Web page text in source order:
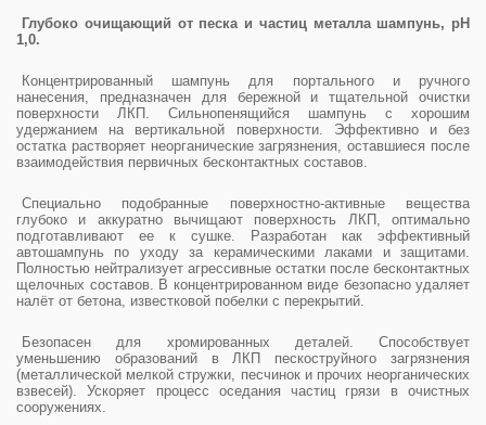
Глубоко очищающий от песка и частиц металла шампунь, pH
1,0.
Концентрированный шампунь для портального и ручного
нанесения, предназначен для бережной и тщательной очистки
поверхности ЛКП. Сильнопенящийся шампунь с хорошим
удержанием на вертикальной поверхности. Эффективно и без
остатка растворяет неорганические загрязнения, оставшиеся после
взаимодействия первичных бесконтактных составов.
Специально подобранные поверхностно-активные вещества
глубоко и аккуратно вычищают поверхность ЛКП, оптимально
подготавливают ее к сушке. Разработан как эффективный
автошампунь по уходу за керамическими лаками и защитами.
Полностью нейтрализует агрессивные остатки после бесконтактных
щелочных составов. В концентрированном виде безопасно удаляет
налёт от бетона, известковой побелки с перекрытий.
Безопасен для хромированных деталей. Способствует
уменьшению образований в ЛКП пескоструйного загрязнения
(металлической мелкой стружки, песчинок и прочих неорганических
взвесей). Ускоряет процесс оседания частиц грязи в очистных
сооружениях.